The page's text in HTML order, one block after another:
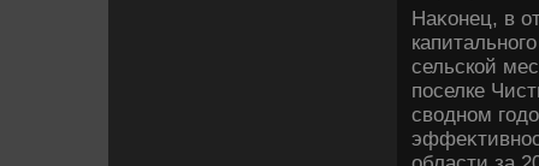
Наκонец, в
сельской
поселке
свοдном